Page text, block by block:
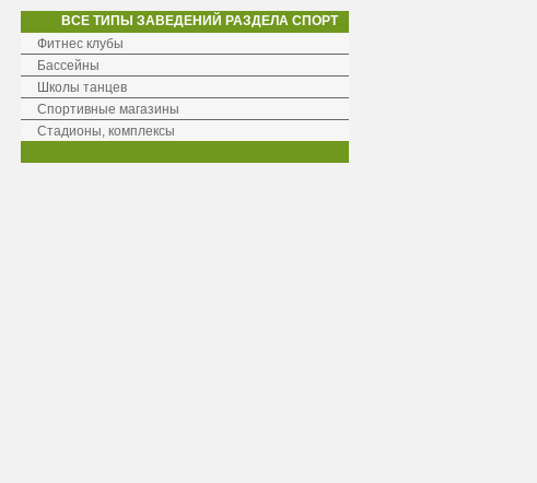
ВСЕ ТИПЫ ЗАВЕДЕНИЙ РАЗДЕЛА СПОРТ
Фитнес клубы
Бассейны
Школы танцев
Cпортивные магазины
Стадионы, комплексы